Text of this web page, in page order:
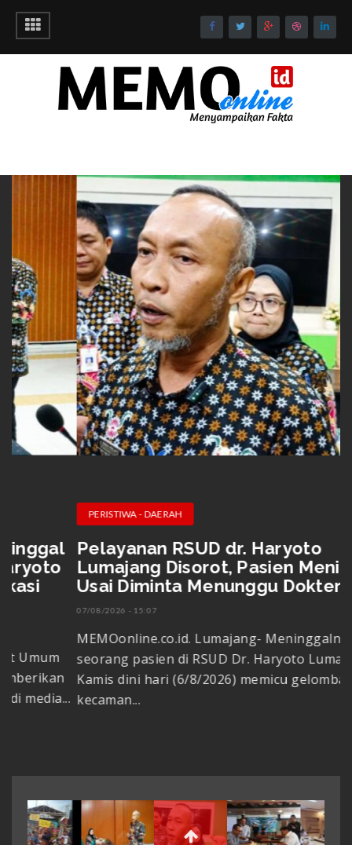
PERISTIWA - DAERAH
Pelayanan RSUD dr. Haryoto
Lumajang Disorot, Pasien Meninggal
Usai Diminta Menunggu Dokter
07/08/2026 - 15:07
MEMOonline.co.id. Lumajang-‎ Meninggalnya
seorang pasien di RSUD Dr. Haryoto Lumajang pada
Kamis dini hari (6/8/2026) memicu gelombang
kecaman...